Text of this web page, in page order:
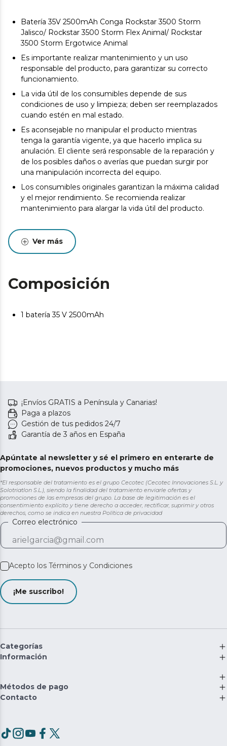
Batería 35V 2500mAh Conga Rockstar 3500 Storm
Jalisco/ Rockstar 3500 Storm Flex Animal/ Rockstar
3500 Storm Ergotwice Animal
Es importante realizar mantenimiento y un uso
responsable del producto, para garantizar su correcto
funcionamiento.
La vida útil de los consumibles depende de sus
condiciones de uso y limpieza; deben ser reemplazados
cuando estén en mal estado.
Es aconsejable no manipular el producto mientras
tenga la garantía vigente, ya que hacerlo implica su
anulación. El cliente será responsable de la reparación y
de los posibles daños o averías que puedan surgir por
una manipulación incorrecta del equipo.
Los consumibles originales garantizan la máxima calidad
y el mejor rendimiento. Se recomienda realizar
mantenimiento para alargar la vida útil del producto.
Ver más
Composición
1 batería 35 V 2500mAh
¡Envíos GRATIS a Península y Canarias!
Paga a plazos
Gestión de tus pedidos 24/7
Garantía de 3 años en España
Apúntate al newsletter y sé el primero en enterarte de
promociones, nuevos productos y mucho más
*El responsable del tratamiento es el grupo Cecotec (Cecotec Innovaciones S.L. y
Solotriatlon S.L.), siendo la finalidad del tratamiento enviarle ofertas y
promociones de las empresas del grupo. La base de legitimación es el
consentimiento explícito y tiene derecho a acceder, rectificar, suprimir y otros
derechos, como se indica en nuestra Política de privacidad
Correo electrónico
Acepto los Términos y Condiciones
¡Me suscribo!
Categorías
Información
Métodos de pago
Contacto